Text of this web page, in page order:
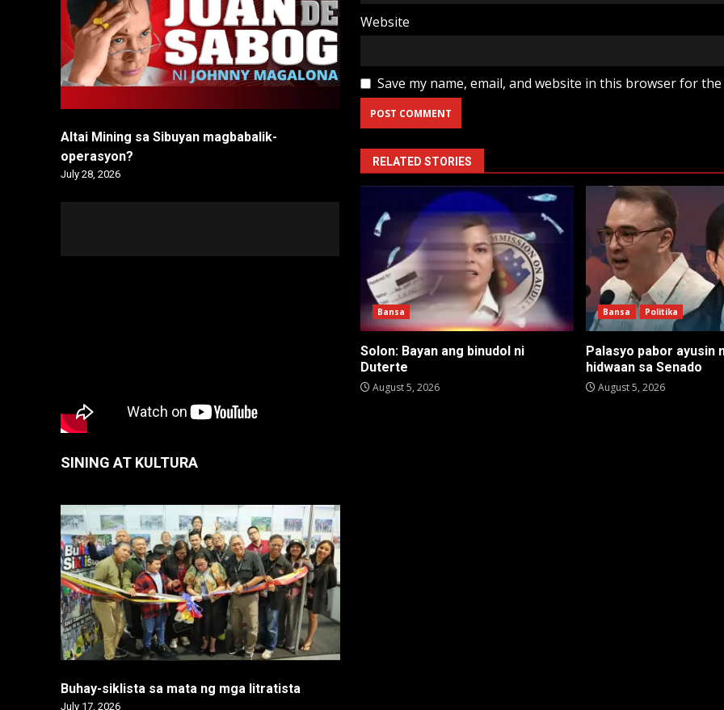
Website
Save my name, email, and website in this browser for
RELATED STORIES
Bansa
Solon: Bayan ang binudol ni
Duterte
August 5, 2026
Bansa Politika
Palasyo pabor ayusin
hidwaan sa Senado
August 5, 2026
Altai Mining sa Sibuyan magbabalik-
operasyon?
July 28, 2026
SINING AT KULTURA
Buhay-siklista sa mata ng mga litratista
July 17, 2026